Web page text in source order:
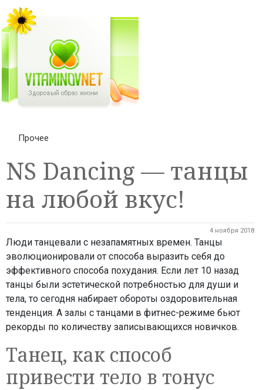
Прочее
NS Dancing — танцы
на любой вкус!
4 ноября 2018
Люди танцевали с незапамятных времен. Танцы
эволюционировали от способа выразить себя до
эффективного способа похудания. Если лет 10 назад
танцы были эстетической потребностью для души и
тела, то сегодня набирает обороты оздоровительная
тенденция. А залы с танцами в фитнес-режиме бьют
рекорды по количеству записывающихся новичков.
Танец, как способ
привести тело в тонус